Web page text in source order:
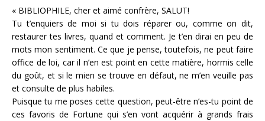
« BIBLIOPHILE, cher et aimé confrère, SALUT!
Tu t’enquiers de moi si tu dois réparer ou, comme on dit,
restaurer tes livres, quand et comment. Je t’en dirai en peu de
mots mon sentiment. Ce que je pense, toutefois, ne peut faire
office de loi, car il n’en est point en cette matière, hormis celle
du goût, et si le mien se trouve en défaut, ne m’en veuille pas
et consulte de plus habiles.
Puisque tu me poses cette question, peut-être n’es-tu point de
ces favoris de Fortune qui s’en vont acquérir à grands frais